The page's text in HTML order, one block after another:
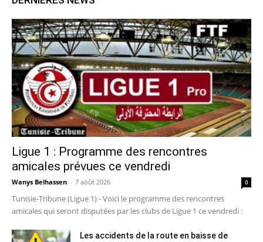
Ligue 1 : Programme des rencontres
amicales prévues ce vendredi
Wanys Belhassen - 7 août 2026 0
Tunisie-Tribune (Ligue 1) - Voici le programme des rencontres
amicales qui seront disputées par les clubs de Ligue 1 ce vendredi :
Les accidents de la route en baisse de